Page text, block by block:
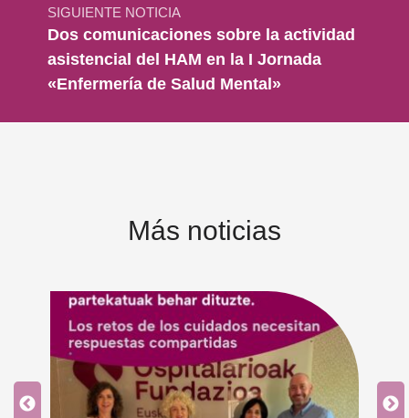
SIGUIENTE NOTICIA
Dos comunicaciones sobre la actividad
asistencial del HAM en la I Jornada
«Enfermería de Salud Mental»
Más noticias